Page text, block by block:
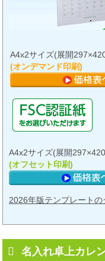
A4x2サイズ(展開
(オンデマンド印刷)
A4x2サイズ(展開
(オフセット印刷)
2026年版テンプレートの
名入れ卓上カレ